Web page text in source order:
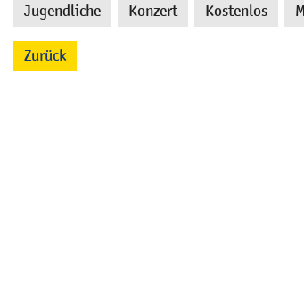
Jugendliche Konzert Kostenlos
Zurück